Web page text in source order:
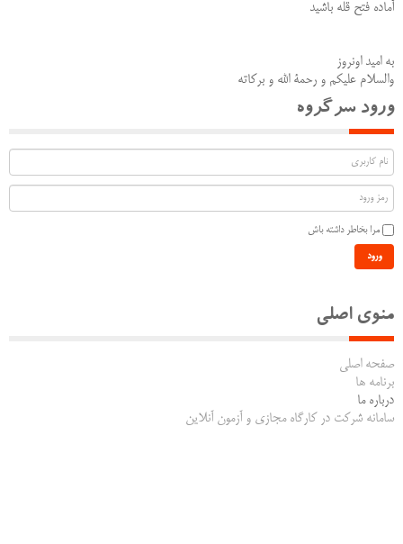
آماده فتح قله باشید
به امید اونروز
والسلام علیکم و رحمة الله و برکاته
ورود سرگروه
مرا بخاطر داشته باش
ورود
منوی اصلی
صفحه اصلی
برنامه ها
درباره ما
سامانه شرکت در کارگاه مجازی و آزمون آنلاین